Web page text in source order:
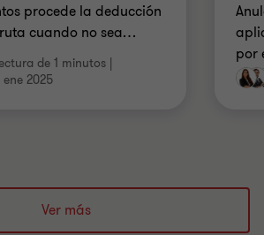
procede la deducción
cuando no sea…
de 1 minutos
ene 2025
por
Ver más